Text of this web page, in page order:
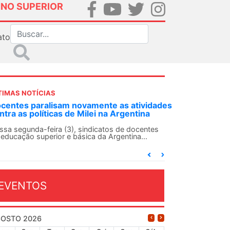
SUPERIOR
NOTÍCIAS
novamente as atividades
de Milei na Argentina
feira (3), sindicatos de docentes
e básica da Argentina...
ANDES-SN convoca
Solidariedade
O ANDES-SN conclama
dia...
2026